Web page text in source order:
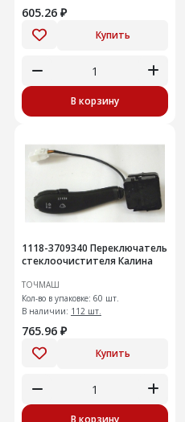
605.26 ₽
Купить
В корзину
1118-3709340 Переключатель
стеклоочистителя Калина
ТОЧМАШ
Кол-во в упаковке: 60 шт.
В наличии: 112 шт.
765.96 ₽
Купить
В корзину